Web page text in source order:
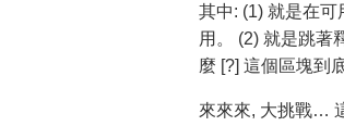
其中: (1) 就是在
用。 (2) 就是跳著
麼 [?] 這個區塊到
來來來, 大挑戰…